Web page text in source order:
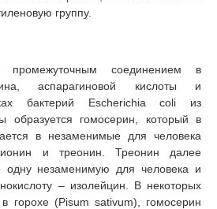
группу.
промежуточным соединением в
аспарагиновой кислоты и
бактерий Escherichia coli из
образуется гомосерин, который в
в незаменимые для человека
и треонин. Треонин далее
одну незаменимую для человека и
– изолейцин. В некоторых
горохе (Pisum sativum), гомосерин